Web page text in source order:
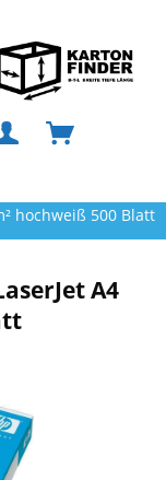
hochweiß 500 Blatt
A4